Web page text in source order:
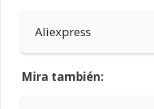
Aliexpress
Mira también: